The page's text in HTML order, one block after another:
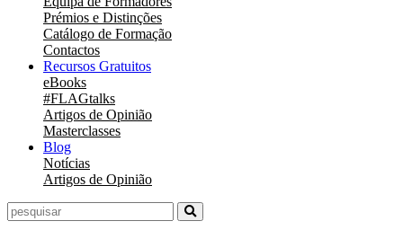
Prémios e Distinções
Catálogo de Formação
Contactos
Recursos Gratuitos
eBooks
#FLAGtalks
Artigos de Opinião
Masterclasses
Blog
Notícias
Artigos de Opinião